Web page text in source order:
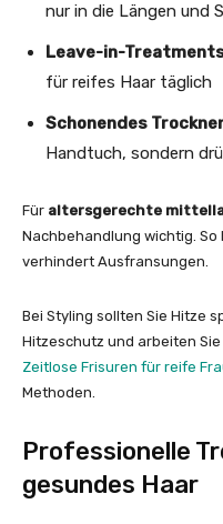
nur in die Längen und
Leave-in-
für reifes Haar täglich
Schonendes
Handtuch, sondern
Für altersgerechte
Nachbehandlung wichtig.
verhindert Ausfransungen.
Bei Styling sollten Sie Hitze
Hitzeschutz und arbeiten
Zeitlose Frisuren für reife
Methoden.
Professionelle
gesundes Haar